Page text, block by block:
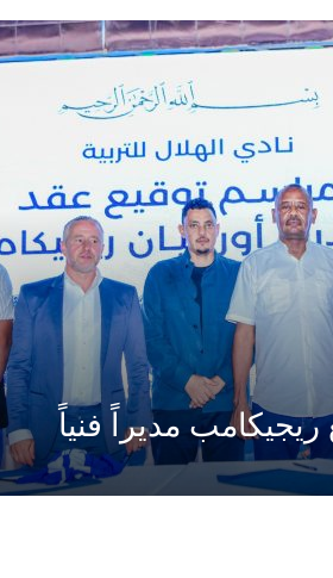
ريجيكامب مديراً فنياً